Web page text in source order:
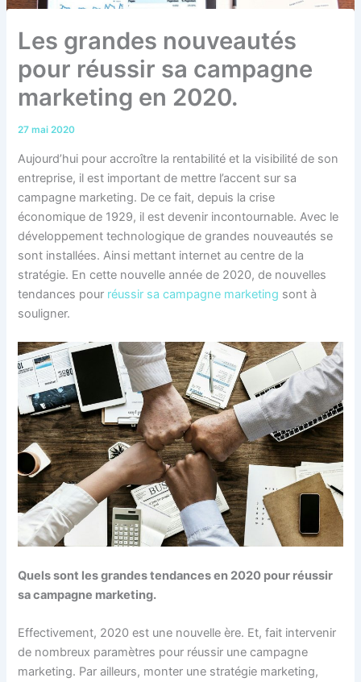
Les grandes nouveautés
pour réussir sa campagne
marketing en 2020.
27 mai 2020
Aujourd’hui pour accroître la rentabilité et la visibilité de son
entreprise, il est important de mettre l’accent sur sa
campagne marketing. De ce fait, depuis la crise
économique de 1929, il est devenir incontournable. Avec le
développement technologique de grandes nouveautés se
sont installées. Ainsi mettant internet au centre de la
stratégie. En cette nouvelle année de 2020, de nouvelles
tendances pour réussir sa campagne marketing sont à
souligner.
Quels sont les grandes tendances en 2020 pour réussir
sa campagne marketing.
Effectivement, 2020 est une nouvelle ère. Et, fait intervenir
de nombreux paramètres pour réussir une campagne
marketing. Par ailleurs, monter une stratégie marketing,